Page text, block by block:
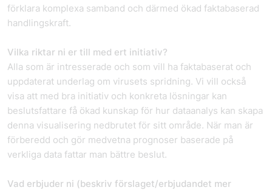
förklara komplexa samband och därmed ökad faktabaserad
handlingskraft.
Vilka riktar ni er till med ert initiativ?
Alla som är intresserade och som vill ha faktabaserat och
uppdaterat underlag om virusets spridning. Vi vill också
visa att med bra initiativ och konkreta lösningar kan
beslutsfattare få ökad kunskap för hur dataanalys kan skapa
denna visualisering nedbrutet för sitt område. När man är
förberedd och gör medvetna prognoser baserade på
verkliga data fattar man bättre beslut.
Vad erbjuder ni (beskriv förslaget/erbjudandet mer